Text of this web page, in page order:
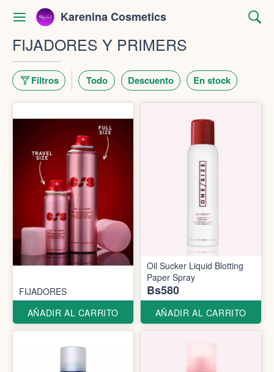
Karenina Cosmetics
FIJADORES Y PRIMERS
Filtros Todo Descuento En stock
FIJADORES
AÑADIR AL CARRITO
Oil Sucker Liquid Blotting
Paper Spray
Bs580
AÑADIR AL CARRITO